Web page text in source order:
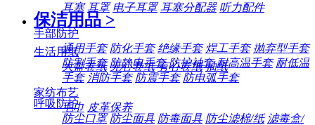
耳塞 耳罩 电子耳罩 耳塞分配器 听力配件
手部防护
通用手套 防化手套 绝缘手套 焊工手套 抛弃型手套
防割手套 防静电手套 防护袖套 耐高温手套 耐低温
手套 消防手套 防震手套 防电弧手套
呼吸防护
防尘口罩 防尘面具 防毒面具 防尘滤棉/纸 滤毒盒/
保洁用品 >
生活用纸
大盘卷纸 无心卷纸 有心卷纸 抽纸
家纺布艺
毛巾 皮革保养